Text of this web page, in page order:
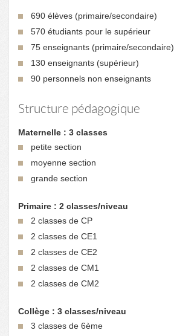
690 élèves (primaire/secondaire)
570 étudiants pour le supérieur
75 enseignants (primaire/secondaire)
130 enseignants (supérieur)
90 personnels non enseignants
Structure pédagogique
Maternelle : 3 classes
petite section
moyenne section
grande section
Primaire : 2 classes/niveau
2 classes de CP
2 classes de CE1
2 classes de CE2
2 classes de CM1
2 classes de CM2
Collège : 3 classes/niveau
3 classes de 6ème